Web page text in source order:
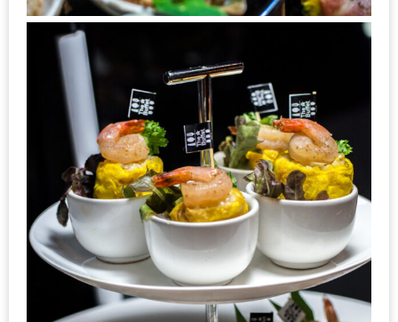
เด็ด
สำหรับ
คุณ
แม่
ที่รัก
2560
สบาย
ใจ๋…
สไตล์
นิมมาน
(ดี
คอน